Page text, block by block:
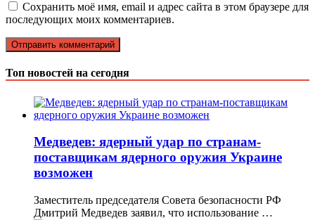
Сохранить моё имя, email и адрес сайта в этом браузере для
последующих моих комментариев.
Топ новостей на сегодня
Медведев: ядерный удар по странам-
поставщикам ядерного оружия Украине
возможен
Заместитель председателя Совета безопасности РФ
Дмитрий Медведев заявил, что использование …